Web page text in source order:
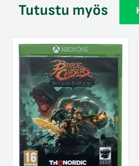
Tutustu myös